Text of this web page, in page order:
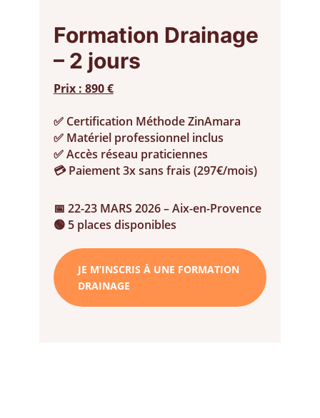
Formation Drainage
– 2 jours
Prix : 890 €
✅ Certification Méthode ZinAmara
✅ Matériel professionnel inclus
✅ Accès réseau praticiennes
💳 Paiement 3x sans frais (297€/mois)
📅 22-23 MARS 2026 – Aix-en-Provence
🟢 5 places disponibles
JE M’INSCRIS À UNE FORMATION
DRAINAGE